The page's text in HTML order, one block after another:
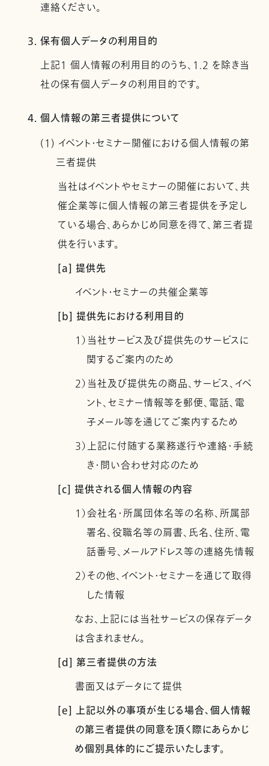
連絡ください。
3. 保有個人データの利用目的
上記１ 個人情報の利用目的のうち、1.2 を除き当
社の保有個人データの利用目的です。
4. 個人情報の第三者提供について
(1) イベント・セミナー開催における個人情報の第
三者提供
当社はイベントやセミナーの開催において、共
催企業等に個人情報の第三者提供を予定し
ている場合、あらかじめ同意を得て、第三者提
供を行います。
[a] 提供先
イベント・セミナーの共催企業等
[b] 提供先における利用目的
1）当社サービス及び提供先のサービスに
関するご案内のため
2）当社及び提供先の商品、サービス、イベ
ント、セミナー情報等を郵便、電話、電
子メール等を通じてご案内するため
3）上記に付随する業務遂行や連絡・手続
き・問い合わせ対応のため
[c] 提供される個人情報の内容
1）会社名・所属団体名等の名称、所属部
署名、役職名等の肩書、氏名、住所、電
話番号、メールアドレス等の連絡先情報
2）その他、イベント・セミナーを通じて取得
した情報
なお、上記には当社サービスの保存データ
は含まれません。
[d] 第三者提供の方法
書面又はデータにて提供
[e] 上記以外の事項が生じる場合、個人情報
の第三者提供の同意を頂く際にあらかじ
め個別具体的にご提示いたします。